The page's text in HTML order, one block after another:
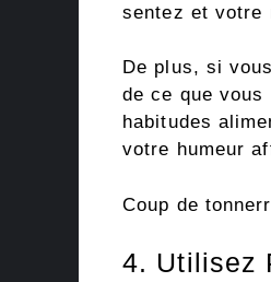
sentez et votre
De plus, si
de ce que vous
habitudes
votre humeur
Coup de
4. Utilisez